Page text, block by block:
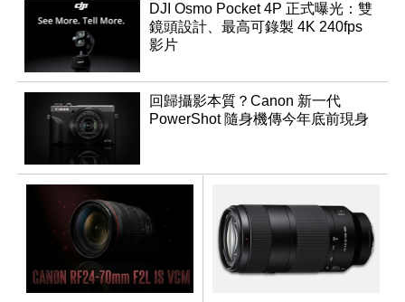
DJI Osmo Pocket 4P 正式曝光：雙
鏡頭設計、最高可錄製 4K 240fps
影片
回歸攝影本質？Canon 新一代
PowerShot 隨身機傳今年底前現身